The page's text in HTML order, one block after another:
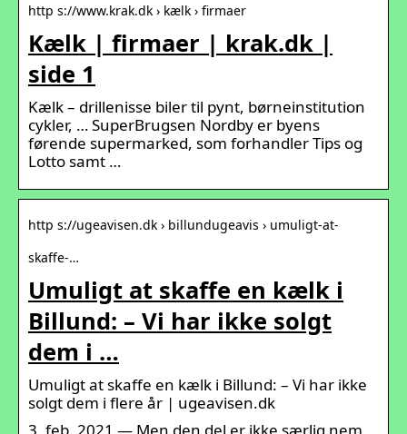
http s://www.krak.dk › kælk › firmaer
Kælk | firmaer | krak.dk |
side 1
Kælk – drillenisse biler til pynt, børneinstitution
cykler, … SuperBrugsen Nordby er byens
førende supermarked, som forhandler Tips og
Lotto samt …
http s://ugeavisen.dk › billundugeavis › umuligt-at-
skaffe-…
Umuligt at skaffe en kælk i
Billund: – Vi har ikke solgt
dem i …
Umuligt at skaffe en kælk i Billund: – Vi har ikke
solgt dem i flere år | ugeavisen.dk
3. feb. 2021 — Men den del er ikke særlig nem,